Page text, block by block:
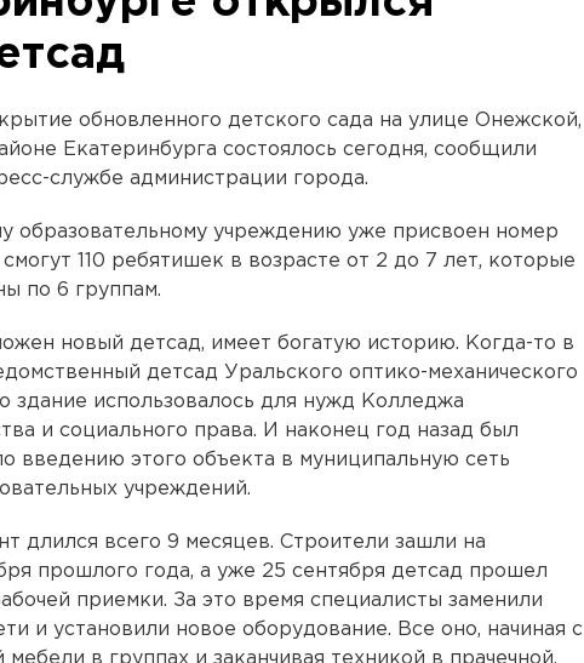
обновленного детского сада на улице Онежской,
Екатеринбурга состоялось сегодня, сообщили
службе администрации города.
образовательному учреждению уже присвоен номер
110 ребятишек в возрасте от 2 до 7 лет, которые
по 6 группам.
новый детсад, имеет богатую историю. Когда-то в
детсад Уральского оптико-механического
здание использовалось для нужд Колледжа
и социального права. И наконец год назад был
введению этого объекта в муниципальную сеть
учреждений.
длился всего 9 месяцев. Строители зашли на
прошлого года, а уже 25 сентября детсад прошел
приемки. За это время специалисты заменили
и установили новое оборудование. Все оно, начиная с
в группах и заканчивая техникой в прачечной,